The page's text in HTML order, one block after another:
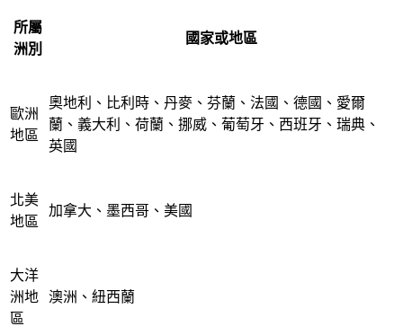
所屬
洲別
國家或地區
歐洲
地區
奧地利、比利時、丹麥、芬蘭、法國、德國、愛爾
蘭、義大利、荷蘭、挪威、葡萄牙、西班牙、瑞典、
英國
北美
地區
加拿大、墨西哥、美國
大洋
洲地
區
澳洲、紐西蘭